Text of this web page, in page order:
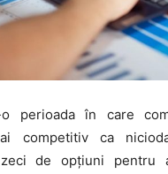
o perioada în care
competitiv ca
de opțiuni pentru